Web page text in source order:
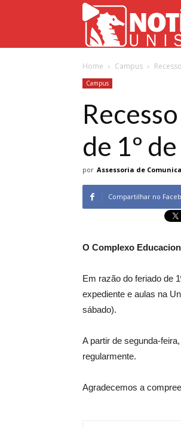
Home Campus
Campus
de 1º
por Assessoria de
Compartilhar no
O Complexo
Em razão do feriado de
expediente e aulas na
sábado).
A partir de segunda-
regularmente.
Agradecemos a